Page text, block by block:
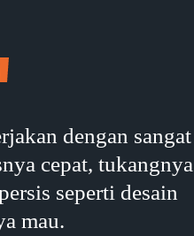
dengan sangat
cepat, tukangnya
seperti desain
mau.